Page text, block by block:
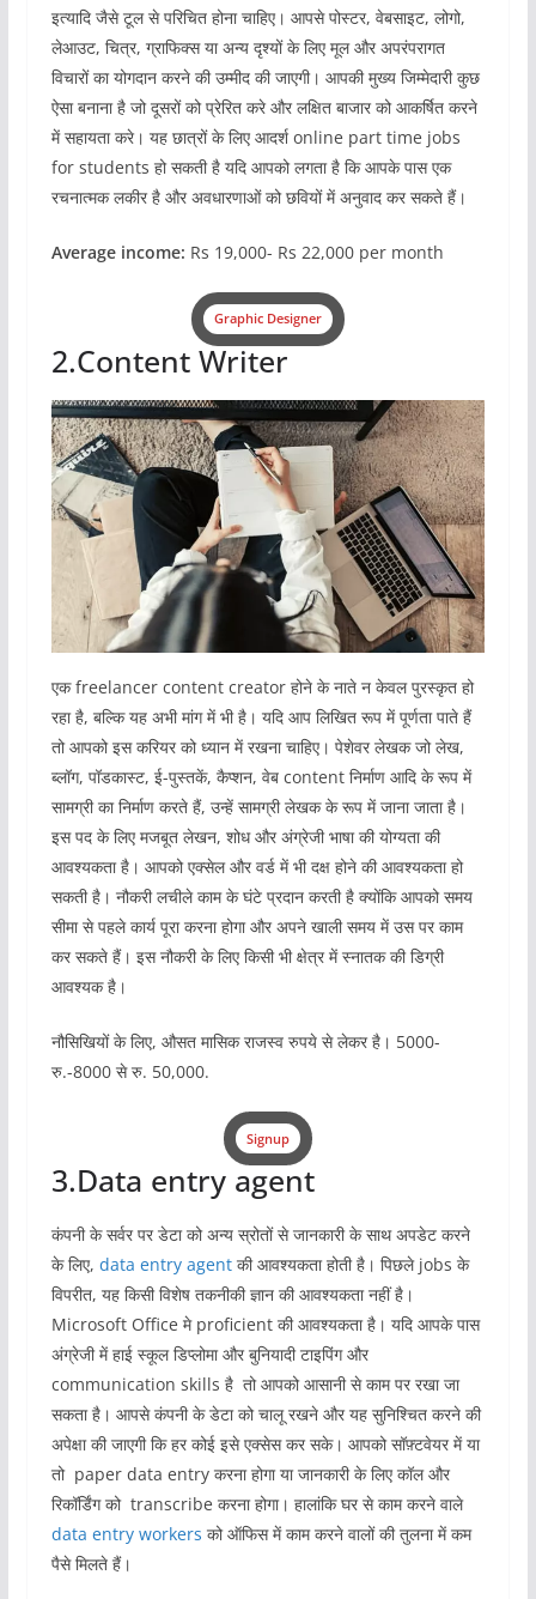
इत्यादि जैसे टूल से परिचित होना चाहिए। आपसे पोस्टर, वेबसाइट, लोगो,
लेआउट, चित्र, ग्राफिक्स या अन्य दृश्यों के लिए मूल और अपरंपरागत
विचारों का योगदान करने की उम्मीद की जाएगी। आपकी मुख्य जिम्मेदारी कुछ
ऐसा बनाना है जो दूसरों को प्रेरित करे और लक्षित बाजार को आकर्षित करने
में सहायता करे। यह छात्रों के लिए आदर्श online part time jobs
for students हो सकती है यदि आपको लगता है कि आपके पास एक
रचनात्मक लकीर है और अवधारणाओं को छवियों में अनुवाद कर सकते हैं।
Average income: Rs 19,000- Rs 22,000 per month
Graphic Designer
2.Content Writer
एक freelancer content creator होने के नाते न केवल पुरस्कृत हो
रहा है, बल्कि यह अभी मांग में भी है। यदि आप लिखित रूप में पूर्णता पाते हैं
तो आपको इस करियर को ध्यान में रखना चाहिए। पेशेवर लेखक जो लेख,
ब्लॉग, पॉडकास्ट, ई-पुस्तकें, कैप्शन, वेब content निर्माण आदि के रूप में
सामग्री का निर्माण करते हैं, उन्हें सामग्री लेखक के रूप में जाना जाता है।
इस पद के लिए मजबूत लेखन, शोध और अंग्रेजी भाषा की योग्यता की
आवश्यकता है। आपको एक्सेल और वर्ड में भी दक्ष होने की आवश्यकता हो
सकती है। नौकरी लचीले काम के घंटे प्रदान करती है क्योंकि आपको समय
सीमा से पहले कार्य पूरा करना होगा और अपने खाली समय में उस पर काम
कर सकते हैं। इस नौकरी के लिए किसी भी क्षेत्र में स्नातक की डिग्री
आवश्यक है।
नौसिखियों के लिए, औसत मासिक राजस्व रुपये से लेकर है। 5000-
रु.-8000 से रु. 50,000.
Signup
3.Data entry agent
कंपनी के सर्वर पर डेटा को अन्य स्रोतों से जानकारी के साथ अपडेट करने
के लिए, data entry agentकी आवश्यकता होती है। पिछले jobs के
विपरीत, यह किसी विशेष तकनीकी ज्ञान की आवश्यकता नहीं है।
Microsoft Office मे proficient की आवश्यकता है। यदि आपके पास
अंग्रेजी में हाई स्कूल डिप्लोमा और बुनियादी टाइपिंग और
communication skills है तो आपको आसानी से काम पर रखा जा
सकता है। आपसे कंपनी के डेटा को चालू रखने और यह सुनिश्चित करने की
अपेक्षा की जाएगी कि हर कोई इसे एक्सेस कर सके। आपको सॉफ़्टवेयर में या
तो paper data entry करना होगा या जानकारी के लिए कॉल और
रिकॉर्डिंग को transcribe करना होगा। हालांकि घर से काम करने वाले
data entry workers को ऑफिस में काम करने वालों की तुलना में कम
पैसे मिलते हैं।